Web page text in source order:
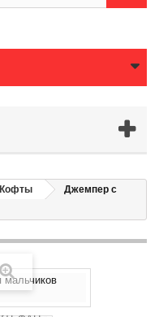
Кофты
Джемпер с